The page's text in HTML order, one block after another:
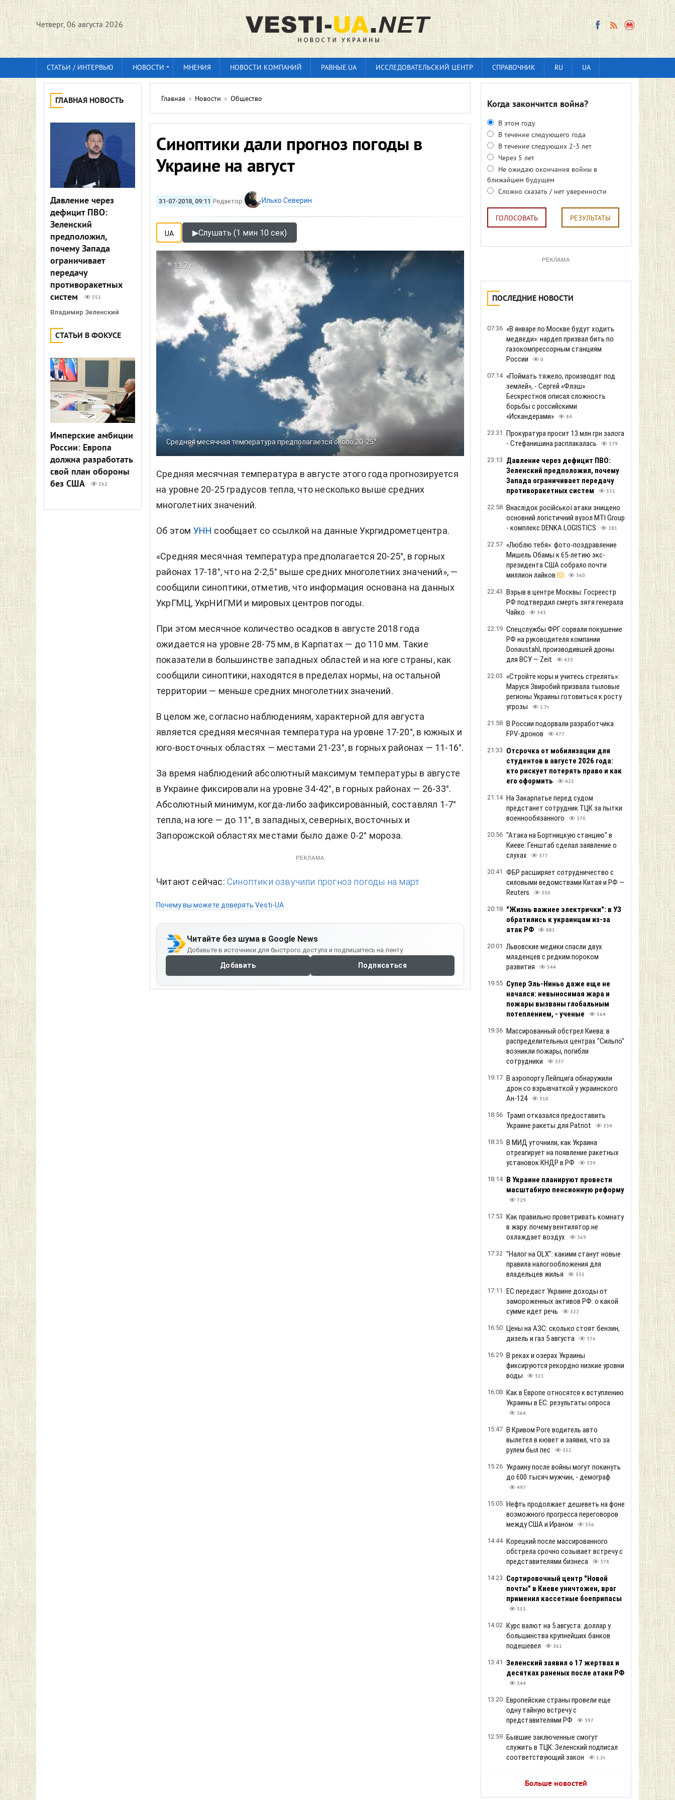
Четверг, 06 августа 2026
СТАТЬИ / ИНТЕРВЬЮ НОВОСТИ МНЕНИЯ НОВОСТИ КОМПАНИЙ РАВНЫЕ.UA ИССЛЕДОВАТЕЛЬСКИЙ ЦЕНТР СПРАВОЧНИК RU UA
ГЛАВНАЯ НОВОСТЬ
Давление через
дефицит ПВО:
Зеленский
предположил,
почему Запада
ограничивает
передачу
противоракетных
систем
551
Владимир Зеленский
СТАТЬИ В ФОКУСЕ
Имперские амбиции
России: Европа
должна разработать
свой план обороны
без США
262
Главная » Новости » Общество
Синоптики дали прогноз погоды в
Украине на август
31-07-2018, 09:11 Редактор: Илько Северин
UA ▶Слушать (1 мин 10 сек)
Средняя месячная температура предполагается около 20-25°
13.7т
Средняя месячная температура в августе этого года прогнозируется
на уровне 20-25 градусов тепла, что несколько выше средних
многолетних значений.
Об этом УНН сообщает со ссылкой на данные Укргидрометцентра.
«Средняя месячная температура предполагается 20-25°, в горных
районах 17-18°, что на 2-2,5° выше средних многолетних значений», —
сообщили синоптики, отметив, что информация основана на данных
УкрГМЦ, УкрНИГМИ и мировых центров погоды.
При этом месячное количество осадков в августе 2018 года
ожидается на уровне 28-75 мм, в Карпатах — до 110 мм. Такие
показатели в большинстве западных областей и на юге страны, как
сообщили синоптики, находятся в пределах нормы, на остальной
территории — меньше средних многолетних значений.
В целом же, согласно наблюдениям, характерной для августа
является средняя месячная температура на уровне 17-20°, в южных и
юго-восточных областях — местами 21-23°, в горных районах — 11-16°.
За время наблюдений абсолютный максимум температуры в августе
в Украине фиксировали на уровне 34-42°, в горных районах — 26-33°.
Абсолютный минимум, когда-либо зафиксированный, составлял 1-7°
тепла, на юге — до 11°, в западных, северных, восточных и
Запорожской областях местами было даже 0-2° мороза.
РЕКЛАМА
Читают сейчас: Синоптики озвучили прогноз погоды на март.
Почему вы можете доверять Vesti-UA
Читайте без шума в Google News
Добавьте в источники для быстрого доступа и подпишитесь на ленту
Добавить Подписаться
Когда закончится война?
В этом году
В течение следующего года
В течение следующих 2-3 лет
Через 5 лет
Не ожидаю окончания войны в
ближайшем будущем
Сложно сказать / нет уверенности
ГОЛОСОВАТЬ РЕЗУЛЬТАТЫ
РЕКЛАМА
ПОСЛЕДНИЕ НОВОСТИ
07:36 «В январе по Москве будут ходить
медведи»: нардеп призвал бить по
газокомпрессорным станциям
России
0
07:14 «Поймать тяжело, производят под
землей», - Сергей «Флэш»
Бескрестнов описал сложность
борьбы с российскими
«Искандерами»
84
23:31 Прокуратура просит 13 млн грн залога
- Стефанишина расплакалась
379
23:13 Давление через дефицит ПВО:
Зеленский предположил, почему
Запада ограничивает передачу
противоракетных систем
551
22:58 Внаслідок російської атаки знищено
основний логістичний вузол MTI Group
- комплекс DENKA LOGISTICS
281
22:57 «Люблю тебя»: фото-поздравление
Мишель Обамы к 65-летию экс-
президента США собрало почти
миллион лайков
360
22:43 Взрыв в центре Москвы: Госреестр
РФ подтвердил смерть зятя генерала
Чайко
343
22:19 Спецслужбы ФРГ сорвали покушение
РФ на руководителя компании
Donaustahl, производившей дроны
для ВСУ — Zeit
433
22:03 «Стройте норы и учитесь стрелять»:
Маруся Звиробий призвала тыловые
регионы Украины готовиться к росту
угрозы
1.7т
21:58 В России подорвали разработчика
FPV-дронов
477
21:33 Отсрочка от мобилизации для
студентов в августе 2026 года:
кто рискует потерять право и как
его оформить
425
21:14 На Закарпатье перед судом
предстанет сотрудник ТЦК за пытки
военнообязанного
370
20:56 "Атака на Бортницкую станцию" в
Киеве: Генштаб сделал заявление о
слухах
377
20:41 ФБР расширяет сотрудничество с
силовыми ведомствами Китая и РФ —
Reuters
350
20:18 "Жизнь важнее электрички": в УЗ
обратились к украинцам из-за
атак РФ
881
20:01 Львовские медики спасли двух
младенцев с редким пороком
развития
544
19:55 Супер Эль-Ниньо даже еще не
начался: невыносимая жара и
пожары вызваны глобальным
потеплением, - ученые
564
19:36 Массированный обстрел Киева: в
распределительных центрах "Сильпо"
возникли пожары, погибли
сотрудники
337
19:17 В аэропорту Лейпцига обнаружили
дрон со взрывчаткой у украинского
Ан-124
310
18:56 Трамп отказался предоставить
Украине ракеты для Patriot
334
18:35 В МИД уточнили, как Украина
отреагирует на появление ракетных
установок КНДР в РФ
339
18:14 В Украине планируют провести
масштабную пенсионную реформу
729
17:53 Как правильно проветривать комнату
в жару: почему вентилятор не
охлаждает воздух
369
17:32 "Налог на OLX": какими станут новые
правила налогообложения для
владельцев жилья
335
17:11 ЕС передаст Украине доходы от
замороженных активов РФ: о какой
сумме идет речь
322
16:50 Цены на АЗС: сколько стоят бензин,
дизель и газ 5 августа
376
16:29 В реках и озерах Украины
фиксируются рекордно низкие уровни
воды
311
16:08 Как в Европе относятся к вступлению
Украины в ЕС: результаты опроса
364
15:47 В Кривом Роге водитель авто
вылетел в кювет и заявил, что за
рулем был пес
352
15:26 Украину после войны могут покинуть
до 600 тысяч мужчин, - демограф
497
15:05 Нефть продолжает дешеветь на фоне
возможного прогресса переговоров
между США и Ираном
336
14:44 Корецкий после массированного
обстрела срочно созывает встречу с
представителями бизнеса
378
14:23 Сортировочный центр "Новой
почты" в Киеве уничтожен, враг
применил кассетные боеприпасы
353
14:02 Курс валют на 5 августа: доллар у
большинства крупнейших банков
подешевел
361
13:41 Зеленский заявил о 17 жертвах и
десятках раненых после атаки РФ
344
13:20 Европейские страны провели еще
одну тайную встречу с
представителями РФ
397
12:59 Бывшие заключенные смогут
служить в ТЦК: Зеленский подписал
соответствующий закон
1.2т
Больше новостей